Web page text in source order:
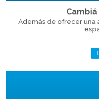
Además de ofrecer una